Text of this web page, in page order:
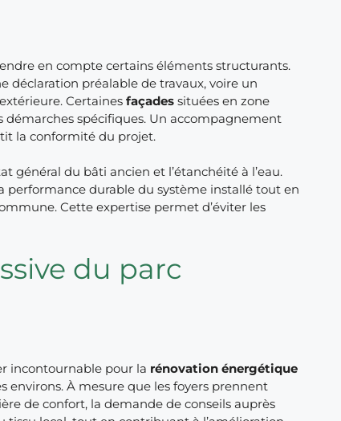
en compte certains éléments structurants.
déclaration préalable de travaux, voire un
Certainesfaçades situées en zone
spécifiques. Un accompagnement
la conformité du projet.
général du bâti ancien et l’étanchéité à l’eau.
performance durable du système installé tout en
Cette expertise permet d’éviter les
du parc
incontournable pour la rénovation énergétique
environs. À mesure que les foyers prennent
de confort, la demande de conseils auprès